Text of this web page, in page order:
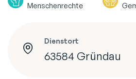
Menschenrechte
Dienstort
63584 Gründau